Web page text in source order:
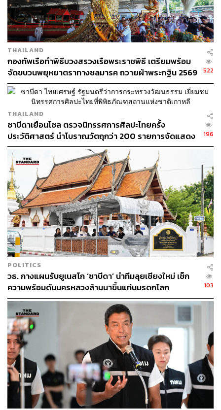
ชุมชนท้องถิ่นเรียกป่าแถบนั้นว่า ‘ป่าชุมชนเขาเหล่าใหญ่ ผา
จันได’ ซึ่งมีเขาหินปูนที่สวยงาม มีระดับความสูงประมาณ
260-300 เมตรจากระดับน้ำทะเลปานกลาง ซึ่งเป็นแนวทิวเขา
ที่เป็นต้นน้ำแหล่งน้ำซับซึมและอุดมสมบูรณ์หลายลูก
ประกอบด้วย ภูผาฮวก, ผาจันได, ภูผายา, ผาโขง และผาน้ำ
ลอด ทั้งหมดอยู่ภายในเขตป่าสงวนแห่งชาติป่าเก่ากลอยและ
ป่านากลาง
ที่สำคัญต้นน้ำจากทิวเขาหินปูนเหล่านั้นได้เป็นต้นกำเนิดของ
ลำห้วยสำคัญหลายสาย เช่น ลำห้วยปูน ลำห้วยสาวโฮ และ
ลำห้วยคะนาน เป็นต้น จากภูเขาเชื่อมโยงป่าใหญ่น้อยด้วย
ลำห้วย ไร่นา และชุมชน ซึ่งได้พึ่งพิงและใช้ประโยชน์แหล่ง
น้ำในการทำนา เพาะปลูก เลี้ยงสัตว์ ปลูกผัก ตลอดปีโดย
เฉพาะในฤดูแล้ง
หลังการต่อสู้อย่างต่อเนื่อง แต่ยังไม่มีท่าทีว่าการต่อสู้ของ
ชาวดงมะไฟ จะบรรลุผลตามข้อเรียกร้องของชาวบ้าน
การต่อสู้รอบใหม่จึงเกิดขึ้นอีกครั้ง เนื่องจากปี 2562 บริษัท
กำลังเร่งดำเนินการต่อใบอนุญาตขอเข้าทำประโยชน์หรืออยู่
THAILAND
กองทัพเรือทำพิธีบวงสรวงเรือพระราชพิธี เตรียมพร้อม
จัดขบวนพยุหยาตราทางชลมารค ถวายผ้าพระกฐิน 2569
522
THAILAND
ซาบีดาเยือนโซล ตรวจนิทรรศการศิลปะไทยครั้ง
ประวัติศาสตร์ นำโบราณวัตถุกว่า 200 รายการจัดแสดง
ตั้งเป้าผู้ชม 1 แสนคน
196
POLITICS
วธ. กางแผนรับยูเนสโก ‘ซาบีดา’ นำทีมลุยเชียงใหม่ เช็ก
ความพร้อมดันนครหลวงล้านนาขึ้นแท่นมรดกโลก
103